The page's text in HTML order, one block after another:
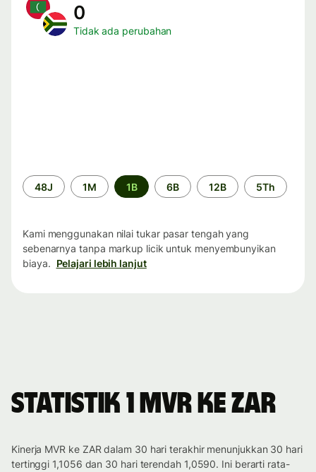
0
Tidak ada perubahan
Periode
waktu
48J 1M 1B 6B 12B 5Th
Kami menggunakan nilai tukar pasar tengah yang
sebenarnya tanpa markup licik untuk menyembunyikan
biaya. Pelajari lebih lanjut
Statistik 1 MVR ke ZAR
Kinerja MVR ke ZAR dalam 30 hari terakhir menunjukkan 30 hari
tertinggi 1,1056 dan 30 hari terendah 1,0590. Ini berarti rata-